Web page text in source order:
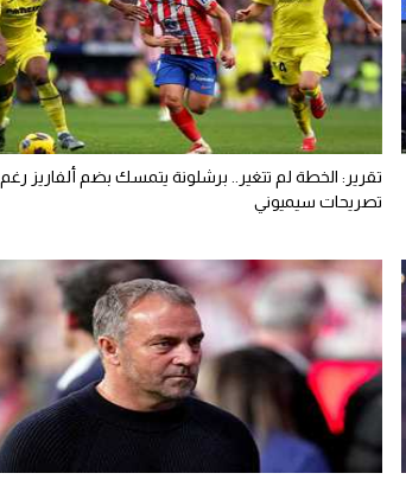
تقرير: الخطة لم تتغير.. برشلونة يتمسك بضم ألفاريز رغم
تصريحات سيميوني